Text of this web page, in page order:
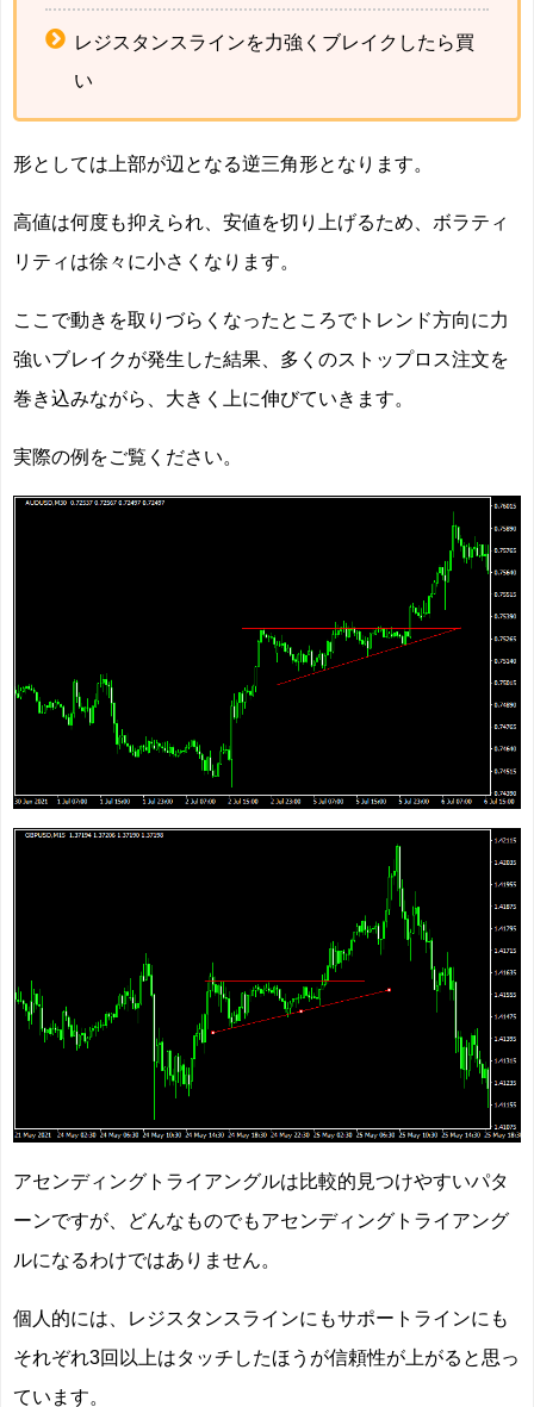
レジスタンスラインを力強くブレイクしたら買
い
形としては上部が辺となる逆三角形となります。
高値は何度も抑えられ、安値を切り上げるため、ボラティ
リティは徐々に小さくなります。
ここで動きを取りづらくなったところでトレンド方向に力
強いブレイクが発生した結果、多くのストップロス注文を
巻き込みながら、大きく上に伸びていきます。
実際の例をご覧ください。
アセンディングトライアングルは比較的見つけやすいパタ
ーンですが、どんなものでもアセンディングトライアング
ルになるわけではありません。
個人的には、レジスタンスラインにもサポートラインにも
それぞれ3回以上はタッチしたほうが信頼性が上がると思っ
ています。